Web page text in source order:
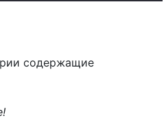
содержащие